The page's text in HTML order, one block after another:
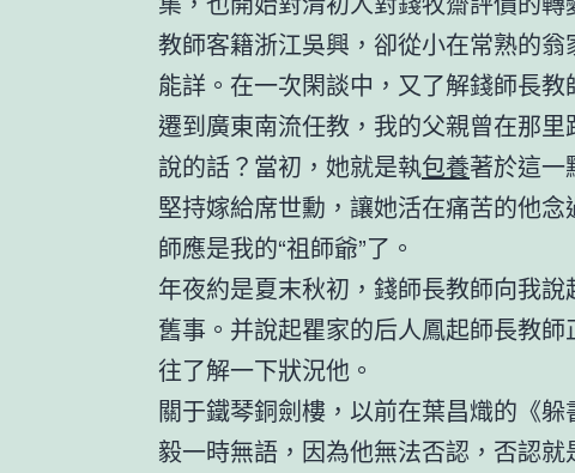
教師客籍浙江吳興，卻從小在常熟的
能詳。在一次閑談中，又了解錢師長
遷到廣東南流任教，我的父親曾在那
說的話？當初，她就是執包養著於這一
堅持嫁給席世勳，讓她活在痛苦的他
師應是我的“祖師爺”了。
年夜約是夏末秋初，錢師長教師向我
舊事。并說起瞿家的后人鳳起師長教
往了解一下狀況他。
關于鐵琴銅劍樓，以前在葉昌熾的《
毅一時無語，因為他無法否認，否認